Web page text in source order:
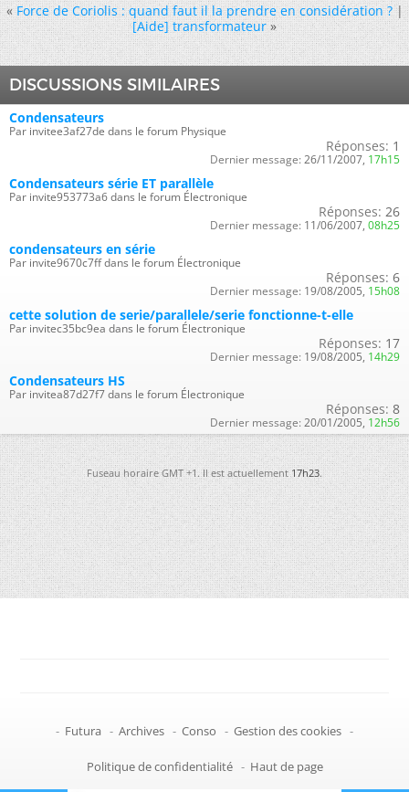
« Force de Coriolis : quand faut il la prendre en considération ?|
[Aide] transformateur »
DISCUSSIONS SIMILAIRES
Condensateurs
Par invitee3af27de dans le forum Physique
Réponses: 1
Dernier message: 26/11/2007, 17h15
Condensateurs série ET parallèle
Par invite953773a6 dans le forum Électronique
Réponses: 26
Dernier message: 11/06/2007, 08h25
condensateurs en série
Par invite9670c7ff dans le forum Électronique
Réponses: 6
Dernier message: 19/08/2005, 15h08
cette solution de serie/parallele/serie fonctionne-t-elle
Par invitec35bc9ea dans le forum Électronique
Réponses: 17
Dernier message: 19/08/2005, 14h29
Condensateurs HS
Par invitea87d27f7 dans le forum Électronique
Réponses: 8
Dernier message: 20/01/2005, 12h56
Fuseau horaire GMT +1. Il est actuellement17h23.
- Futura - Archives - Conso - Gestion des cookies -
Politique de confidentialité - Haut de page